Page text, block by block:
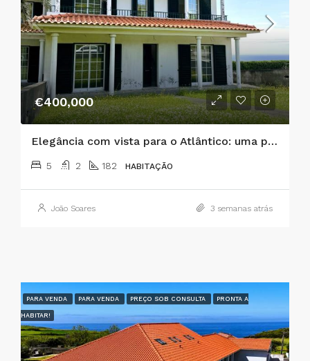
€400,000
Elegância com vista para o Atlântico: uma prestigiada propriedade com 5 quartos na Horta
5 2 182 HABITAÇÃO
João Soares 3 semanas atrás
PARA VENDA PARA VENDA PREÇO SOB CONSULTA PRONTA A
HABITAR!